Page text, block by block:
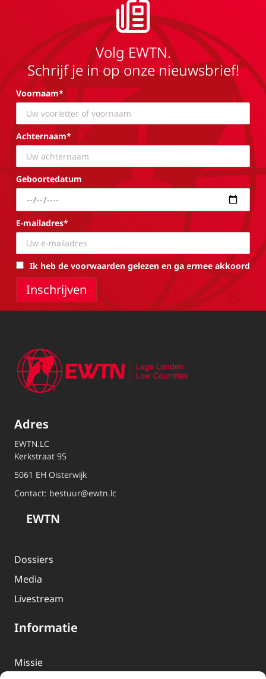
Volg EWTN.
Schrijf je in op onze nieuwsbrief!
Voornaam*
Achternaam*
Geboortedatum
E-mailadres*
Ik heb de voorwaarden gelezen en ga ermee akkoord
Adres
EWTN.LC
Kerkstraat 95
5061 EH Oisterwijk
Contact: bestuur@ewtn.lc
EWTN
Dossiers
Media
Livestream
Informatie
Missie